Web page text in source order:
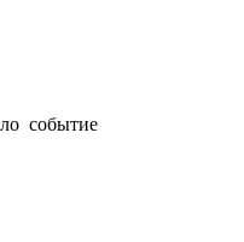
событие